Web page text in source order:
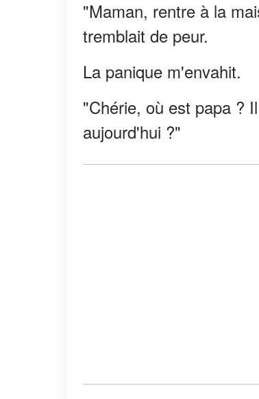
"Maman, rentre à la
tremblait de peur.
La panique m'envahit.
"Chérie, où est papa ?
aujourd'hui ?"